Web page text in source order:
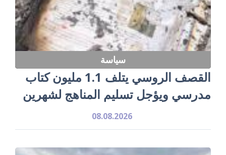
سياسة
القصف الروسي يتلف 1.1 مليون كتاب
مدرسي ويؤجل تسليم المناهج لشهرين
08.08.2026